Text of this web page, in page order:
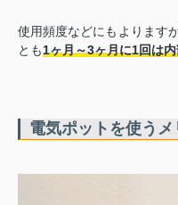
使用頻度などにもよります
とも1ヶ月～3ヶ月に1回は
電気ポットを使う